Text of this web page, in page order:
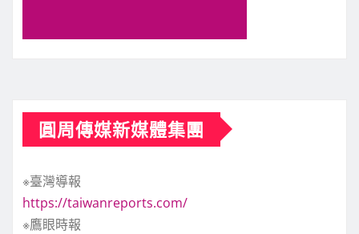
圓周傳媒新媒體集團
※臺灣導報
https://taiwanreports.com/
※鷹眼時報